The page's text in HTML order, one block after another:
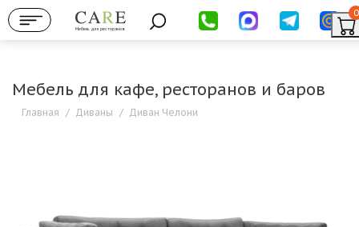
Мебель для ресторанов
0
Мебель для кафе, ресторанов и баров
Главная / Диваны / Диван Челони